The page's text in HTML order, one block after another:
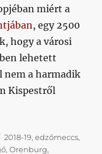
miért a
, egy 2500
hogy a városi
lehetett
nem a harmadik
Kispestről
Címke
2018-19,edzőmeccs,
,Orenburg,